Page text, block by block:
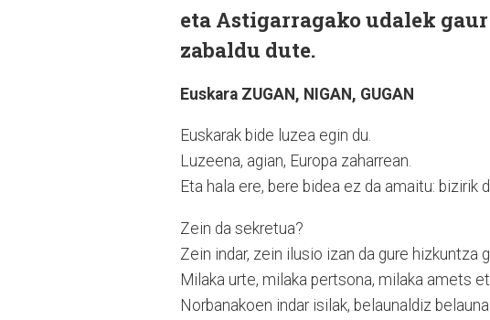
eta Astigarragako udalek
zabaldu dute.
Euskara ZUGAN, NIGAN, GUGAN
Euskarak bide luzea egin du.
Luzeena, agian, Europa zaharrean.
Eta hala ere, bere bidea ez da amaitu: bizirik
Zein da sekretua?
Zein indar, zein ilusio izan da gure hizkuntza
Milaka urte, milaka pertsona, milaka amets
Norbanakoen indar isilak, belaunaldiz